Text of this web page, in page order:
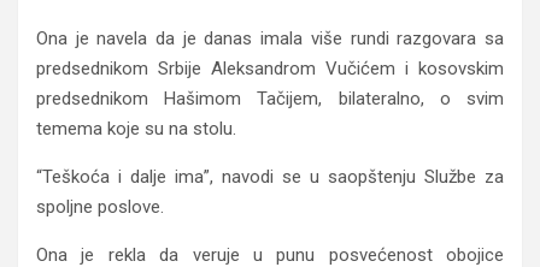
Ona je navela da je danas imala više rundi razgovara sa
predsednikom Srbije Aleksandrom Vučićem i kosovskim
predsednikom Hašimom Tačijem, bilateralno, o svim
temema koje su na stolu.
“Teškoća i dalje ima”, navodi se u saopštenju Službe za
spoljne poslove.
Ona je rekla da veruje u punu posvećenost obojice